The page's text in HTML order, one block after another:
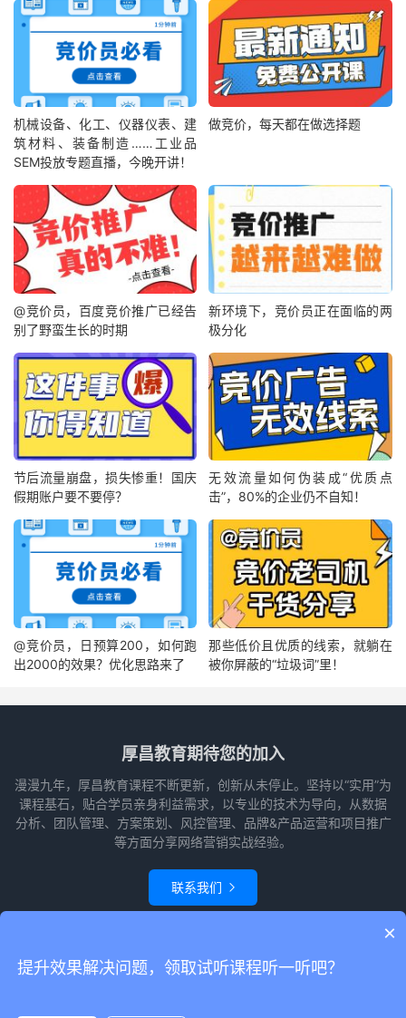
机械设备、化工、仪器仪表、建
筑材料、装备制造……工业品
SEM投放专题直播，今晚开讲！
做竞价，每天都在做选择题
@竞价员，百度竞价推广已经告
别了野蛮生长的时期
新环境下，竞价员正在面临的两
极分化
节后流量崩盘，损失惨重！国庆
假期账户要不要停？
无效流量如何伪装成“优质点
击”，80%的企业仍不自知！
@竞价员，日预算200，如何跑
出2000的效果？优化思路来了
那些低价且优质的线索，就躺在
被你屏蔽的“垃圾词”里！
厚昌教育期待您的加入
漫漫九年，厚昌教育课程不断更新，创新从未停止。坚持以“实用”为
课程基石，贴合学员亲身利益需求，以专业的技术为导向，从数据
分析、团队管理、方案策划、风控管理、品牌&产品运营和项目推广
等方面分享网络营销实战经验。
联系我们 
© 2010-2026赵阳竞价培训-厚昌教育本站主题由themebetter
地图
×
提升效果解决问题，领取试听课程听一听吧？